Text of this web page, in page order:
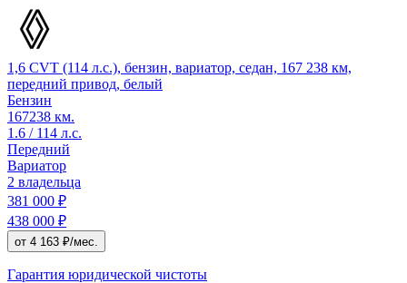
1,6 CVT (114 л.с.), бензин, вариатор, седан, 167 238 км,
передний привод, белый
Бензин
167238 км.
1.6 / 114 л.с.
Передний
Вариатор
2 владельца
381 000 ₽
438 000 ₽
от 4 163 ₽/мес.
Гарантия юридической чистоты